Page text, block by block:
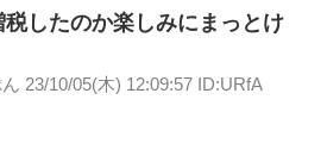
したのか楽しみにまっとけ
23/10/05(木) 12:09:57 ID:URfA